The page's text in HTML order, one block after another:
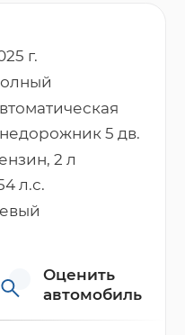
г.
5 дв.
2 л
л.с.
Оценить
автомобиль